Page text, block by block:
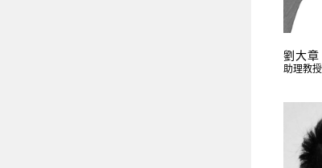
劉大章
助理教